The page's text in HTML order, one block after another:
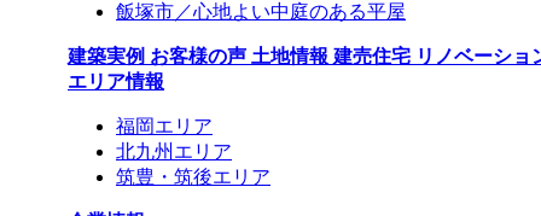
飯塚市／心地よい中庭のある平屋
建築実例 お客様の声 土地情報 建売住宅 リノベーショ
エリア情報
福岡エリア
北九州エリア
筑豊・筑後エリア